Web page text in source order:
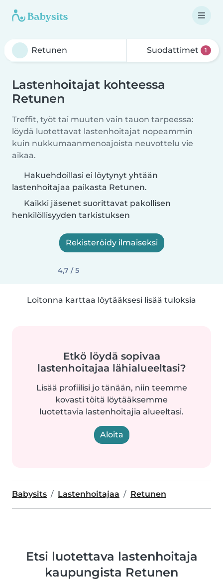
Suodattimet 1
Lastenhoitajat kohteessa
Retunen
Treffit, työt tai muuten vain tauon tarpeessa:
löydä luotettavat lastenhoitajat nopeammin
kuin nukkumaanmenoajoista neuvottelu vie
aikaa.
Hakuehdoillasi ei löytynyt yhtään
lastenhoitajaa paikasta Retunen.
Kaikki jäsenet suorittavat pakollisen
henkilöllisyyden tarkistuksen
Rekisteröidy ilmaiseksi
4,7 / 5
Loitonna karttaa löytääksesi lisää tuloksia
Etkö löydä sopivaa
lastenhoitajaa lähialueeltasi?
Lisää profiilisi jo tänään, niin teemme
kovasti töitä löytääksemme
luotettavia lastenhoitajia alueeltasi.
Aloita
Babysits Lastenhoitajaa Retunen
Etsi luotettava lastenhoitaja
kaupungista Retunen